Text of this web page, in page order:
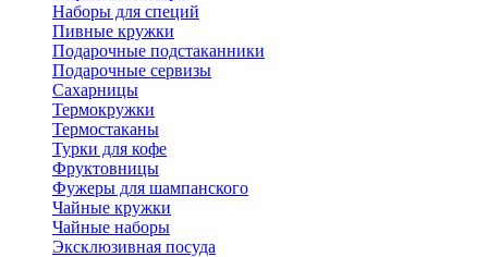
Наборы для специй
Пивные кружки
Подарочные подстаканники
Подарочные сервизы
Сахарницы
Термокружки
Термостаканы
Турки для кофе
Фруктовницы
Фужеры для шампанского
Чайные кружки
Чайные наборы
Эксклюзивная посуда